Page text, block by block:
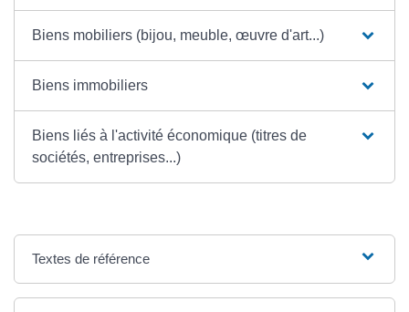
Biens mobiliers (bijou, meuble, œuvre d'art...)
Biens immobiliers
Biens liés à l'activité économique (titres de
sociétés, entreprises...)
Textes de référence